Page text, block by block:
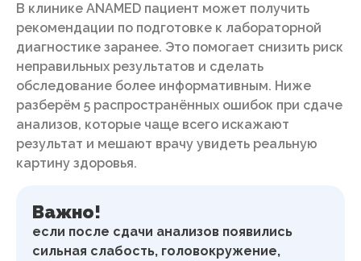
В клинике ANAMED пациент может получить
рекомендации по подготовке к лабораторной
диагностике заранее. Это помогает снизить риск
неправильных результатов и сделать
обследование более информативным. Ниже
разберём 5 распространённых ошибок при сдаче
анализов, которые чаще всего искажают
результат и мешают врачу увидеть реальную
картину здоровья.
Важно!
если после сдачи анализов появились
сильная слабость, головокружение,